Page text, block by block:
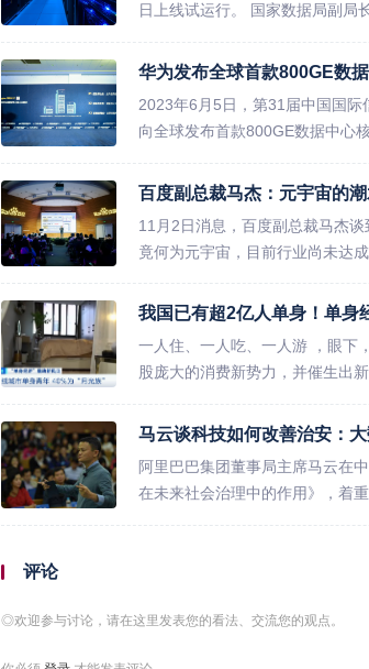
日上线试运行。 国家数据局副局
华为发布全球首款800GE数
2023年6月5日，第31届中国国
向全球发布首款800GE数据中心
百度副总裁马杰：元宇宙的
11月2日消息，百度副总裁马杰
竟何为元宇宙，目前行业尚未达
我国已有超2亿人单身！单身
一人住、一人吃、一人游 ，眼下
股庞大的消费新势力，并催生出
马云谈科技如何改善治安：
阿里巴巴集团董事局主席马云在
在未来社会治理中的作用》，着
评论
◎欢迎参与讨论，请在这里发表您的看法、交流您的观点。